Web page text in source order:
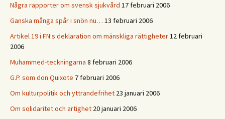
Några rapporter om svensk sjukvård 17 februari 2006
Ganska många spår i snön nu… 13 februari 2006
Artikel 19 i FN:s deklaration om mänskliga rättigheter12 februari
2006
Muhammed-teckningarna 8 februari 2006
G.P. som don Quixote 7 februari 2006
Om kulturpolitik och yttrandefrihet 23 januari 2006
Om solidaritet och artighet 20 januari 2006